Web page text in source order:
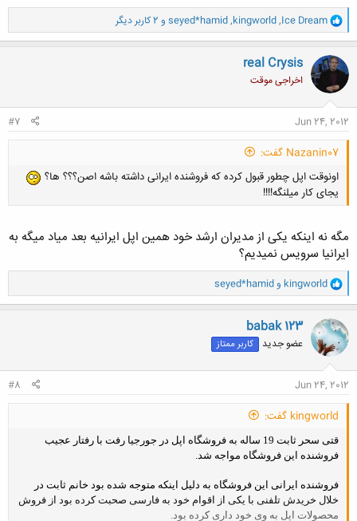
و
ا
ک
ن
ش
ا
Ice Dream
,
kingworld
,
seyed*hamid و 2 کاربر دیگر
real Crysis
اخراجی موقت
Jun 24, 2012
#7
Nazanin07 گفت:
اونوقت اپل چطور قبول کرده که فروشنده ایرانی داشته باشه اصن؟؟؟ ها؟
یجای کار میلنگه!!!!
کلیک کنید تا باز شود...
مگه نه اینکه یکی از مدیران ارشد خود همین اپل ایرانیه بعد میاد میگه به
ایرانیا سرویس نمیدیم؟
و
ا
ک
ن
ش
ه
ا
kingworld و seyed*hamid
babak 123
عضو جدید کاربر ممتاز
Jun 24, 2012
#8
kingworld گفت:
قتی سحر ثابت 19 ساله به فروشگاه اپل در جورجیا رفت با رفتار عجیب
فروشنده این فروشگاه مواجه شد.
فروشنده ایرانی این فروشگاه به دلیل اینکه متوجه شده بود خانم ثابت در
خلال خریدش تلفنی با یکی از اقوام خود به فارسی صحبت کرده بود از فروش
محصولات اپل به وی خود داری کرده بود.